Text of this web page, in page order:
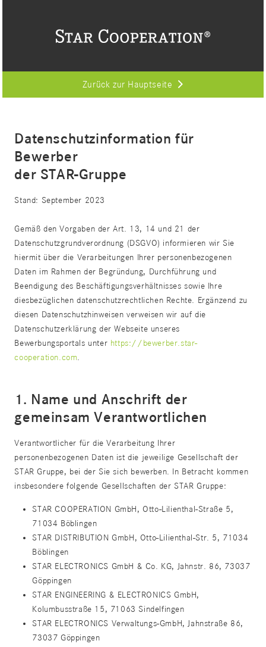
Zurück zur Hauptseite
Datenschutzinformation für
Bewerber
der STAR-Gruppe
Stand: September 2023
Gemäß den Vorgaben der Art. 13, 14 und 21 der
Datenschutzgrundverordnung (DSGVO) informieren wir Sie
hiermit über die Verarbeitungen Ihrer personenbezogenen
Daten im Rahmen der Begründung, Durchführung und
Beendigung des Beschäftigungsverhältnisses sowie Ihre
diesbezüglichen datenschutzrechtlichen Rechte. Ergänzend zu
diesen Datenschutzhinweisen verweisen wir auf die
Datenschutzerklärung der Webseite unseres
Bewerbungsportals unter https://bewerber.star-
cooperation.com.
1. Name und Anschrift der
gemeinsam Verantwortlichen
Verantwortlicher für die Verarbeitung Ihrer
personenbezogenen Daten ist die jeweilige Gesellschaft der
STAR Gruppe, bei der Sie sich bewerben. In Betracht kommen
insbesondere folgende Gesellschaften der STAR Gruppe:
STAR COOPERATION GmbH, Otto-Lilienthal-Straße 5,
71034 Böblingen
STAR DISTRIBUTION GmbH, Otto-Lilienthal-Str. 5, 71034
Böblingen
STAR ELECTRONICS GmbH & Co. KG, Jahnstr. 86, 73037
Göppingen
STAR ENGINEERING & ELECTRONICS GmbH,
Kolumbusstraße 15, 71063 Sindelfingen
STAR ELECTRONICS Verwaltungs-GmbH, Jahnstraße 86,
73037 Göppingen